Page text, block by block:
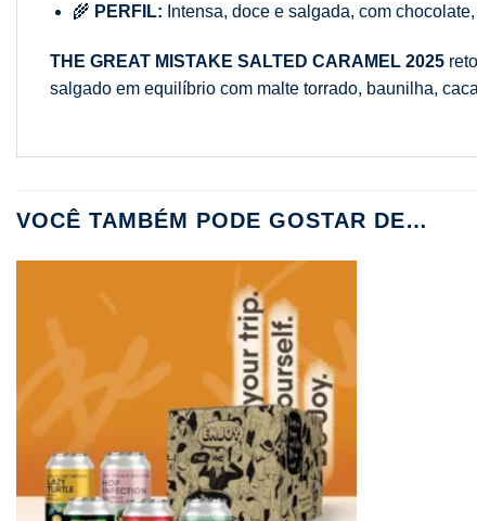
🌾 PERFIL: Intensa, doce e salgada, com
THE GREAT MISTAKE SALTED CARAMEL 2025
salgado em equilíbrio com malte torrado, baunilha,
VOCÊ TAMBÉM PODE GOSTAR DE…